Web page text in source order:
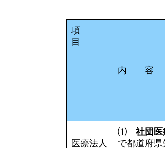
項
目
内 容
医療法人
⑴ 社団
で都道府